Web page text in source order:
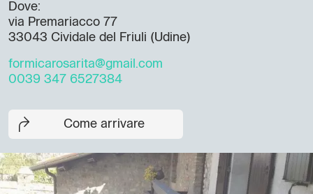
Dove:
via Premariacco 77
33043 Cividale del Friuli (Udine)
formicarosarita@gmail.com
0039 347 6527384
Come arrivare